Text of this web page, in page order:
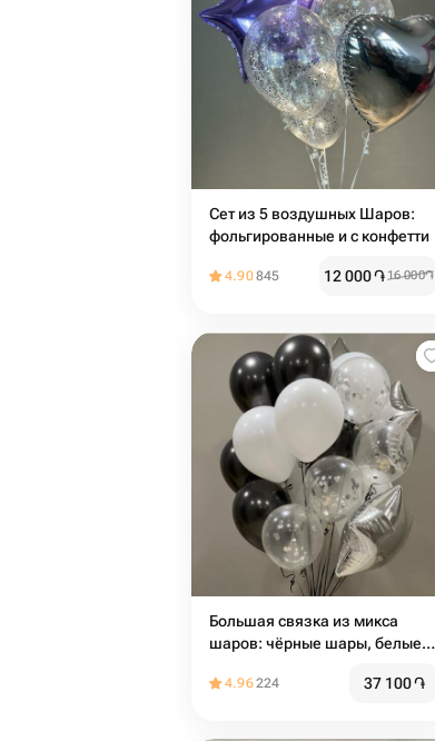
Сет из 5 воздушных Шаров:
фольгированные и с конфетти
4.90845 12 000֏16 000֏
Большая связка из микса
шаров: чёрные шары, белые,
4.96224 37 100֏